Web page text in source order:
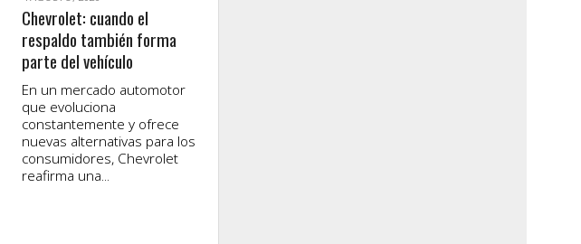
Chevrolet: cuando el
respaldo también forma
parte del vehículo
En un mercado automotor
que evoluciona
constantemente y ofrece
nuevas alternativas para los
consumidores, Chevrolet
reafirma una...